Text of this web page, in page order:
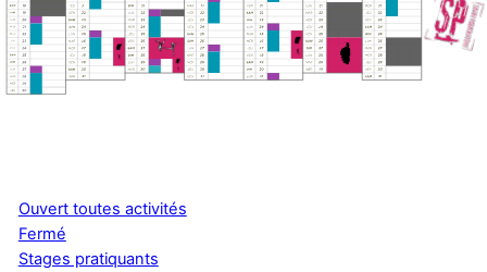
Ouvert toutes activités
Fermé
Stages pratiquants